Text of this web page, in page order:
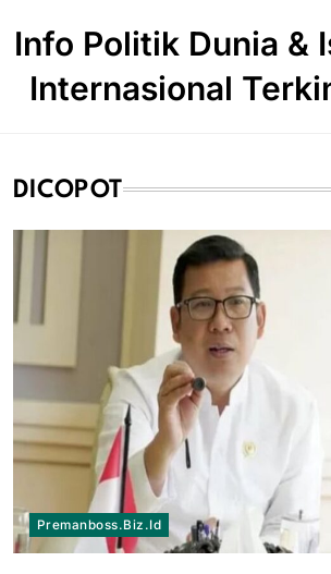
Info Politik Dunia &
Internasional
DICOPOT
Premanboss.biz.id